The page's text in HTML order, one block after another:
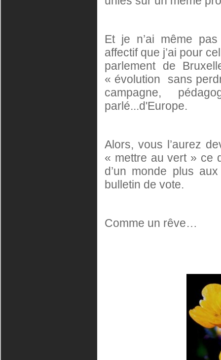
Et je n’ai même
affectif que j’ai pour
parlement de
« évolution sans
campagne,
parlé...d'Europe.
Alors, vous l’aurez
« mettre au vert » ce
d’un monde plus
bulletin de vote.
Comme un rêve…